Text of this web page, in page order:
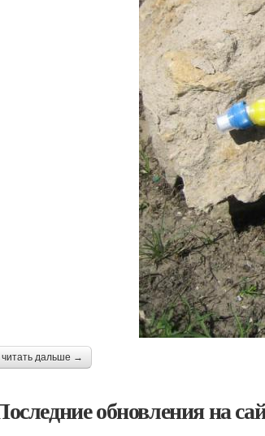
читать дальше →
обновления на